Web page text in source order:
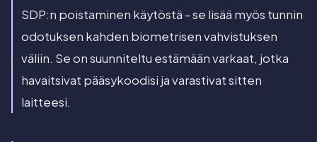
SDP:n poistaminen käytöstä - se lisää myös tunnin
odotuksen kahden biometrisen vahvistuksen
väliin. Se on suunniteltu estämään varkaat, jotka
havaitsivat pääsykoodisi ja varastivat sitten
laitteesi.